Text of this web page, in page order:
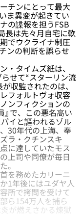
チンにとって最大
ま異変が起きてい
の諜報を担うFSB
長は先々月自宅に軟
でウクライナ制圧
ンの判断を誤らせ
・タイムズ紙は、
せて“スターリン流
収監されたのは、
フォルトヴォ収容
ンフィクションの
』で、この悪名高い
イと謳われるゾル
30年代の上海、奉
ラ・クチンスキ
に達していたモス
上司や同僚が毎日
。
を務めたカリーニ
1年後にはユダヤ人
所で拷問を受けて
ら154万人を捕ら
が燃えさかる煉獄